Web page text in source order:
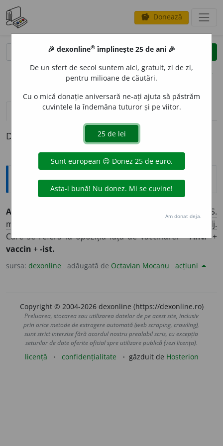
savings Donează
clear
opțiuni
definiții (1) pronunțievolume_up (1)
Definiția cu ID-ul 1365709:
Explicative DEX
ANTIVACCIN
S.
m.
Adj.
Care se referă la opoziția față de vaccinare. –Anti-+
vaccin +-ist.
sursa: dexonline adăugată de Octavian Mocanu acțiuni
Copyright © 2004-2026 dexonline (https://dexonline.ro)
Preluarea, stocarea sau utilizarea datelor de pe acest site, inclusiv
prin orice metode de extragere automată (web scraping, crawling),
sunt strict interzise fără acordul nostru prealabil scris, cu excepția
seturilor de date oferite oficial spre utilizare publică (vezi licența).
licență confidențialitate găzduit de Hosterion
🎉 dexonline® împlinește 25 de ani 🎉
De un sfert de secol suntem aici, gratuit, zi de zi,
pentru milioane de căutări.
Cu o mică donație aniversară ne-ați ajuta să păstrăm
cuvintele la îndemâna tuturor și pe viitor.
Am donat deja.